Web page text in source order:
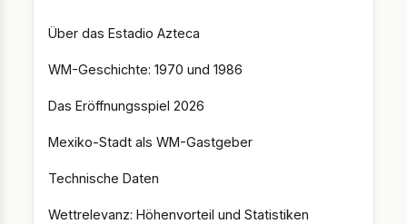
Über das Estadio Azteca
WM-Geschichte: 1970 und 1986
Das Eröffnungsspiel 2026
Mexiko-Stadt als WM-Gastgeber
Technische Daten
Wettrelevanz: Höhenvorteil und Statistiken